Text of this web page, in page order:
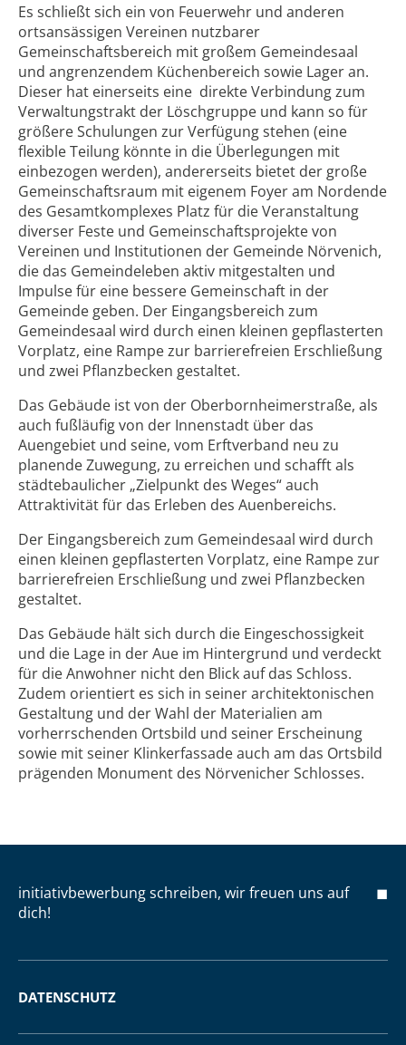
Es schließt sich ein von Feuerwehr und anderen
ortsansässigen Vereinen nutzbarer
Gemeinschaftsbereich mit großem Gemeindesaal
und angrenzendem Küchenbereich sowie Lager an.
Dieser hat einerseits eine direkte Verbindung zum
Verwaltungstrakt der Löschgruppe und kann so für
größere Schulungen zur Verfügung stehen (eine
flexible Teilung könnte in die Überlegungen mit
einbezogen werden), andererseits bietet der große
Gemeinschaftsraum mit eigenem Foyer am Nordende
des Gesamtkomplexes Platz für die Veranstaltung
diverser Feste und Gemeinschaftsprojekte von
Vereinen und Institutionen der Gemeinde Nörvenich,
die das Gemeindeleben aktiv mitgestalten und
Impulse für eine bessere Gemeinschaft in der
Gemeinde geben. Der Eingangsbereich zum
Gemeindesaal wird durch einen kleinen gepflasterten
Vorplatz, eine Rampe zur barrierefreien Erschließung
und zwei Pflanzbecken gestaltet.
Das Gebäude ist von der Oberbornheimerstraße, als
auch fußläufig von der Innenstadt über das
Auengebiet und seine, vom Erftverband neu zu
planende Zuwegung, zu erreichen und schafft als
städtebaulicher „Zielpunkt des Weges“ auch
Attraktivität für das Erleben des Auenbereichs.
Der Eingangsbereich zum Gemeindesaal wird durch
einen kleinen gepflasterten Vorplatz, eine Rampe zur
barrierefreien Erschließung und zwei Pflanzbecken
gestaltet.
Das Gebäude hält sich durch die Eingeschossigkeit
und die Lage in der Aue im Hintergrund und verdeckt
für die Anwohner nicht den Blick auf das Schloss.
Zudem orientiert es sich in seiner architektonischen
Gestaltung und der Wahl der Materialien am
vorherrschenden Ortsbild und seiner Erscheinung
sowie mit seiner Klinkerfassade auch am das Ortsbild
prägenden Monument des Nörvenicher Schlosses.
initiativbewerbung schreiben, wir freuen uns auf
dich!
DATENSCHUTZ